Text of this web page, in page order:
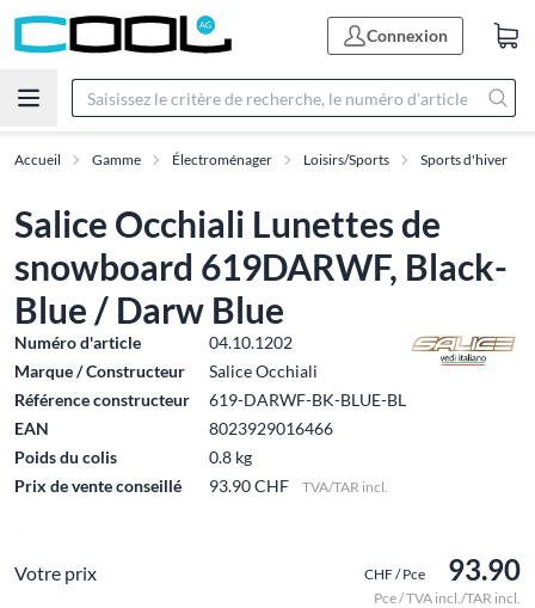
Connexion
Accueil Gamme Électroménager Loisirs/Sports Sports d'hiver
Salice Occhiali Lunettes de
snowboard 619DARWF, Black-
Blue / Darw Blue
Numéro d'article
04.10.1202
Marque / Constructeur
Salice Occhiali
Référence constructeur
619-DARWF-BK-BLUE-BL
EAN
8023929016466
Poids du colis
0.8 kg
Prix de vente conseillé
93.90 CHF TVA/TAR incl.
Votre prix CHF / Pce 93.90
Pce / TVA incl./TAR incl.